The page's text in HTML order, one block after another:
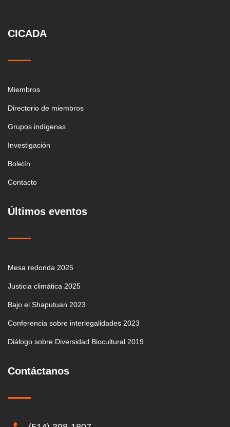
CICADA
Miembros
Directorio de miembros
Grupos indígenas
Investigación
Boletín
Contacto
Últimos eventos
Mesa redonda 2025
Justicia climática 2025
Bajo el Shaputuan 2023
Conferencia sobre interlegalidades 2023
Diálogo sobre Diversidad Biocultural 2019
Contáctanos